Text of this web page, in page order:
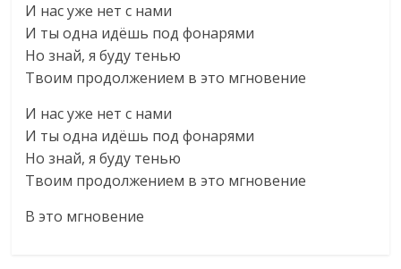
И нас уже нет с нами
И ты одна идёшь под фонарями
Но знай, я буду тенью
Твоим продолжением в это мгновение
И нас уже нет с нами
И ты одна идёшь под фонарями
Но знай, я буду тенью
Твоим продолжением в это мгновение
В это мгновение